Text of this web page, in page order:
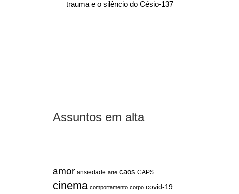
trauma e o silêncio do Césio-137
Assuntos em alta
amor ansiedade arte caos CAPS
cinema comportamento corpo covid-19